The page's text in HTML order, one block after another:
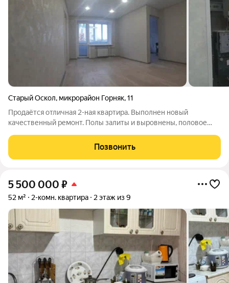
Старый Оскол, микрорайон Горняк,11
Продаётся отличная 2-ная квартира. Выполнен новый
качественный ремонт. Полы залиты и выровнены, половое
биметаллические радиаторы отопления, балкон остеклен ПВХ
и обшит, новая сантехника, современный
Позвонить
5 500 000 ₽
52 м² 2-комн. квартира 2 этаж из 9